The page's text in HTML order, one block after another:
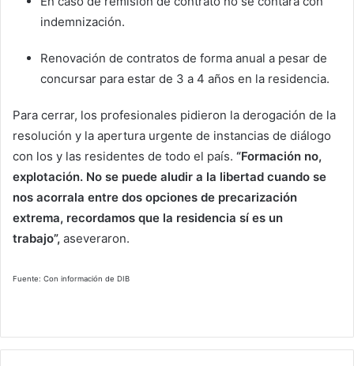
indemnización.
Renovación de contratos de forma anual a pesar de
concursar para estar de 3 a 4 años en la residencia.
Para cerrar, los profesionales pidieron la derogación de la
resolución y la apertura urgente de instancias de diálogo
con los y las residentes de todo el país. “Formación no,
explotación. No se puede aludir a la libertad cuando se
nos acorrala entre dos opciones de precarización
extrema, recordamos que la residencia sí es un
trabajo”, aseveraron.
Fuente: Con información de DIB